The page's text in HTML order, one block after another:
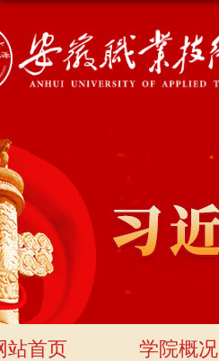
站首页 学院概况